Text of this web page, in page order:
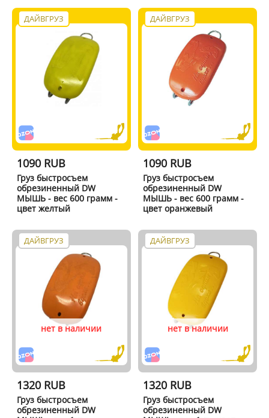
ДАЙВГРУЗ
1090 RUB
Груз быстросъем
обрезиненный DW
МЫШЬ - вес 600 грамм -
цвет желтый
ДАЙВГРУЗ
1090 RUB
Груз быстросъем
обрезиненный DW
МЫШЬ - вес 600 грамм -
цвет оранжевый
ДАЙВГРУЗ
нет в наличии
1320 RUB
Груз быстросъем
обрезиненный DW
ДАЙВГРУЗ
нет в наличии
1320 RUB
Груз быстросъем
обрезиненный DW